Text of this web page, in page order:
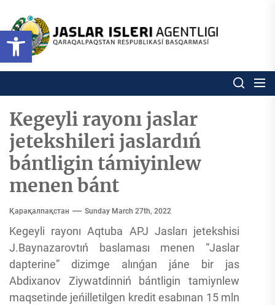
Open toolbar
content
Respublikası
basqarması
Ózbekstan jaslar isleri
Kegeyli rayonı jaslar
jetekshileri jaslardıń
bántligin támiyinlew
menen bánt
Қарақалпақстан Sunday March 27th, 2022
Kegeyli rayonı Aqtuba APJ Jasları jetekshisi
J.Baynazarovtıń baslaması menen “Jaslar
dapterine” dizimge alınǵan jáne bir jas
Abdixanov Ziywatdinniń bántligin tamiynlew
maqsetinde jeńilletilgen kredit esabınan 15 mln